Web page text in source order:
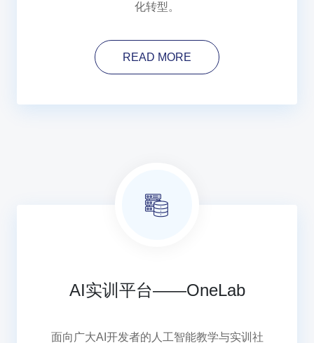
化转型。
READ MORE
AI实训平台——OneLab
面向广大AI开发者的人工智能教学与实训社